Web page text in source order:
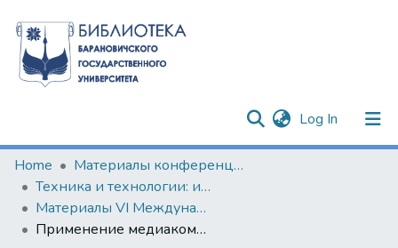
Log In (current)
Communities & Collections
All of DSpace
Statistics
Home
Материалы конференций и семинаров
Техника и технологии: инновации и качество
Материалы VI Международной научно-практической конференции, 20 декабря 2019 г.
Применение медиакомпетентностного подхода на занятиях по учебному предмету «Информатика» как повышение качества образования